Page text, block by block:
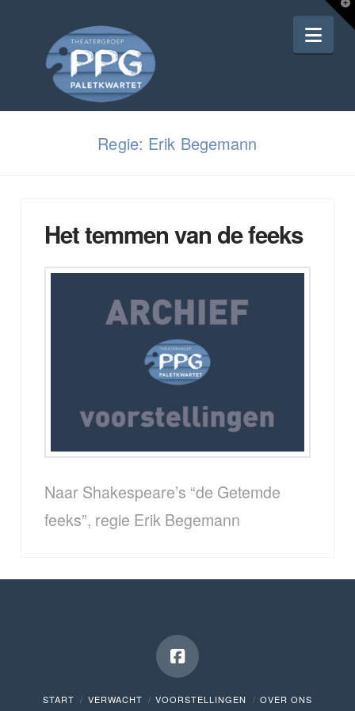
Regie: Erik Begemann
Het temmen van de feeks
Naar Shakespeare’s “de Getemde
feeks”, regie Erik Begemann
START VERWACHT VOORSTELLINGEN OVER ONS